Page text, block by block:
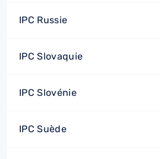
IPC Russie
IPC Slovaquie
IPC Slovénie
IPC Suède